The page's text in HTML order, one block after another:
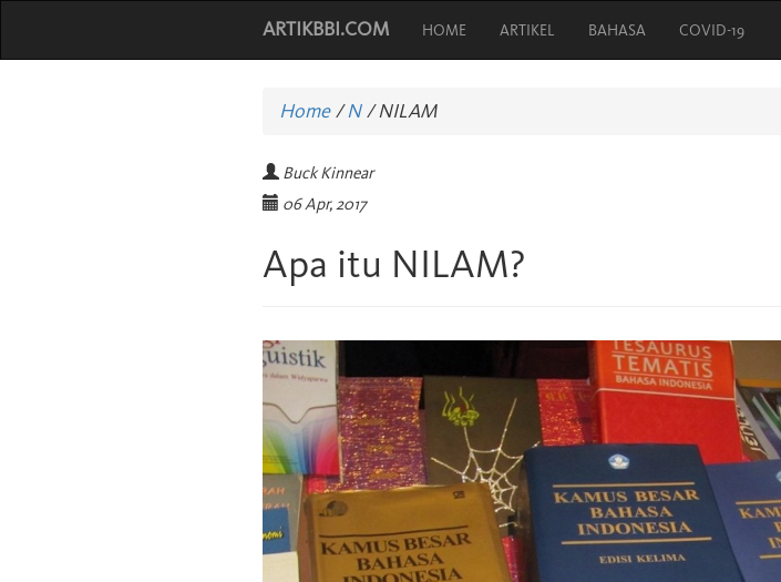
ARTIKBBI.COM HOME ARTIKEL BAHASA COVID-19
Home/N /NILAM
Buck Kinnear
06 Apr, 2017
Apa itu NILAM?